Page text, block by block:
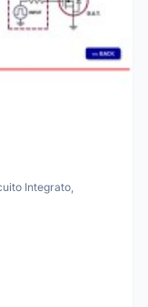
Integrato,